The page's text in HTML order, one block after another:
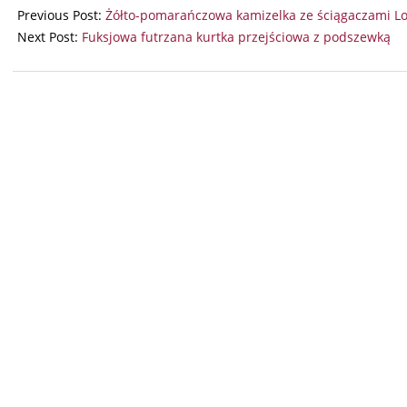
07-
24
Previous Post: Żółto-pomarańczowa kamizelka ze ściągaczami
Next Post: Fuksjowa futrzana kurtka przejściowa z podszewką